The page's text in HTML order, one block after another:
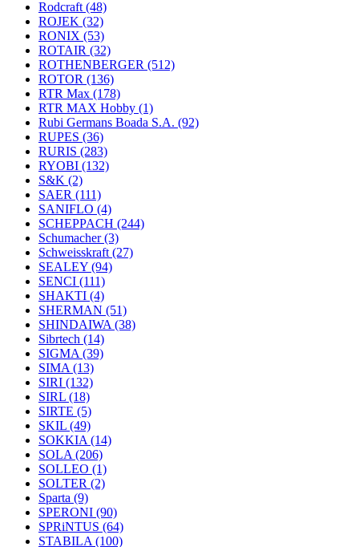
Rodcraft (48)
ROJEK (32)
RONIX (53)
ROTAIR (32)
ROTHENBERGER (512)
ROTOR (136)
RTR Max (178)
RTR MAX Hobby (1)
Rubi Germans Boada S.A. (92)
RUPES (36)
RURIS (283)
RYOBI (132)
S&K (2)
SAER (111)
SANIFLO (4)
SCHEPPACH (244)
Schumacher(3)
Schweisskraft (27)
SEALEY (94)
SENCI (111)
SHAKTI (4)
SHERMAN (51)
SHINDAIWA (38)
Sibrtech (14)
SIGMA (39)
SIMA (13)
SIRI (132)
SIRL (18)
SIRTE (5)
SKIL (49)
SOKKIA (14)
SOLA (206)
SOLLEO (1)
SOLTER (2)
Sparta (9)
SPERONI (90)
SPRiNTUS (64)
STABILA (100)